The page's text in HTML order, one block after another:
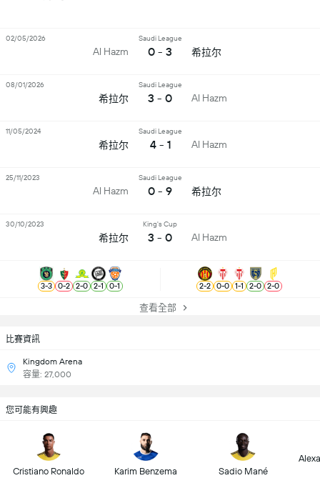
比賽資訊
Kingdom Arena
容量: 27,000
Al Hazm
Saudi League
0 - 3 希拉尔
02/05/2026
希拉尔
Saudi League
3 - 0 Al Hazm
08/01/2026
希拉尔
Saudi League
4 - 1 Al Hazm
11/05/2024
Al Hazm
Saudi League
0 - 9 希拉尔
25/11/2023
希拉尔
King's Cup
3 - 0 Al Hazm
30/10/2023
3-3 0-2 2-0 2-1 0-1 2-2 0-0 1-1 2-0 2-0
查看全部
您可能有興趣
Cristiano Ronaldo Karim Benzema Sadio Mané